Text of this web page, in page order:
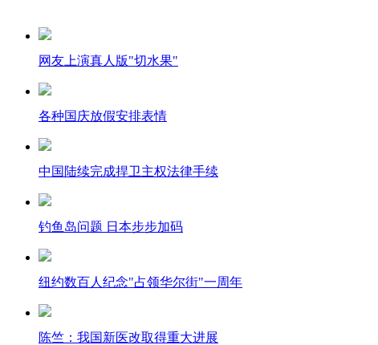
网友上演真人版"切水果"
各种国庆放假安排表情
中国陆续完成捍卫主权法律手续
钓鱼岛问题 日本步步加码
纽约数百人纪念"占领华尔街"一周年
陈竺：我国新医改取得重大进展